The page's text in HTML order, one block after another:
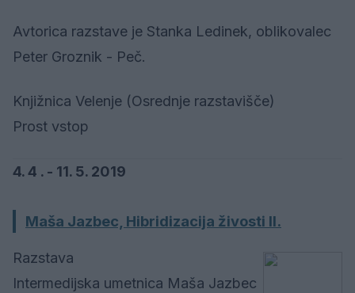
Avtorica razstave je Stanka Ledinek, oblikovalec
Peter Groznik - Peč.
Knjižnica Velenje (Osrednje razstavišče)
Prost vstop
4. 4 . - 11. 5. 2019
Maša Jazbec, Hibridizacija živosti II.
Razstava
Intermedijska umetnica Maša Jazbec